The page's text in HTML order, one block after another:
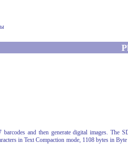
barcodes and then generate digital images.
in Text Compaction mode, 1108 bytes in